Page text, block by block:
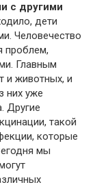
с другими
дети
Человечество
проблем,
Главным
и животных, и
них уже
Другие
такой
которые
мы